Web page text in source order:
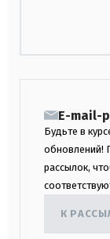
E-mail-
Будьте в
обновлений!
рассылок,
К